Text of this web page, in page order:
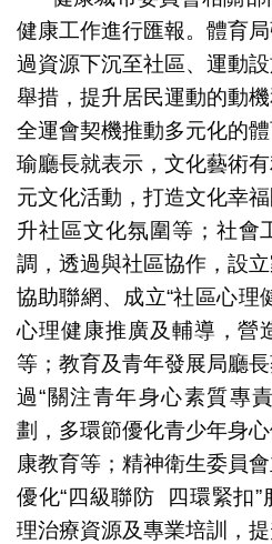
健康工作進行匯報。體育
過資源下沉至社區、運動
舉措，提升居民運動的動
全運會契機推動多元化的
瑜廳長就表示，文化藝術
元文化活動，打造文化幸
升社區文化氛圍等；社會
調，透過與社區協作，設
協助聯網、成立“社區心理
心理健康推廣及輔導，營
等；教育及青年發展局廳
過“關注青年身心素質專
劃，多環節優化青少年身
康教育等；精神衛生委員
優化“四級聯防 四環緊扣
理治療資源及專業培訓，